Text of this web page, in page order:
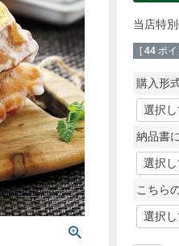
当店特
[ 44 ポイ
購入形
納品書
こちら